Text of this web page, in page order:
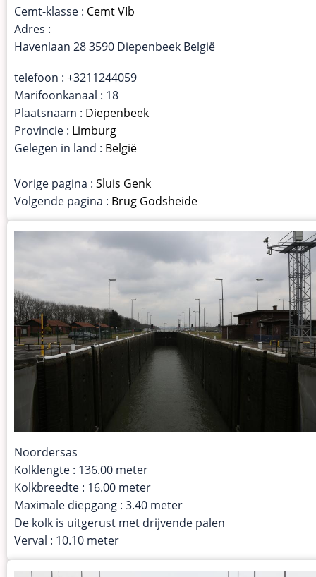
Cemt-klasse : Cemt VIb
Adres :
Havenlaan 28 3590 Diepenbeek België
telefoon : +3211244059
Marifoonkanaal : 18
Plaatsnaam : Diepenbeek
Provincie : Limburg
Gelegen in land : België
Vorige pagina : Sluis Genk
Volgende pagina : Brug Godsheide
Noordersas
Kolklengte : 136.00 meter
Kolkbreedte : 16.00 meter
Maximale diepgang : 3.40 meter
De kolk is uitgerust met drijvende palen
Verval : 10.10 meter